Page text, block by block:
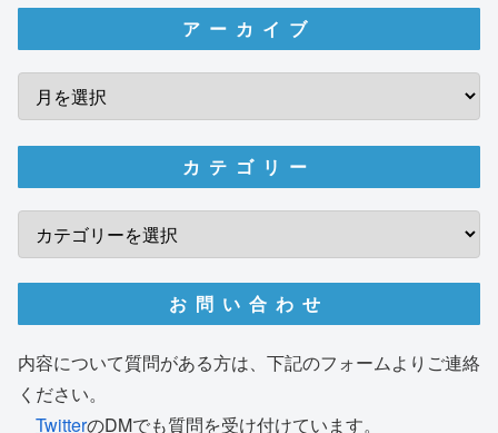
アーカイブ
カテゴリー
お問い合わせ
内容について質問がある方は、下記のフォームよりご連絡
ください。
TwitterのDMでも質問を受け付けています。